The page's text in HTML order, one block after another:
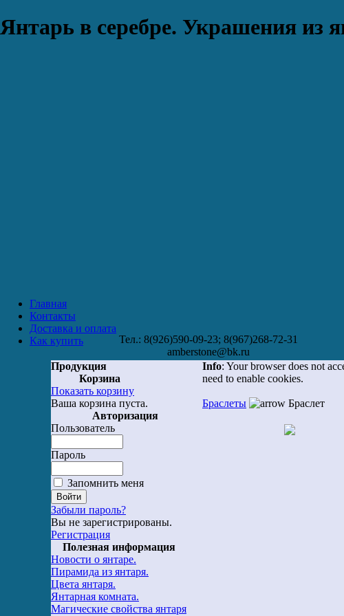
Янтарь в серебре. Украшения из
Главная
Контакты
Доставка и оплата
Как купить
Тел.: 8(926)590-09-23; 8(967)268-72-31
amberstone@bk.ru
Продукция
Корзина
Показать корзину
Ваша корзина пуста.
Авторизация
Пользователь
Пароль
Запомнить меня
Забыли пароль?
Вы не зарегистрированы.
Регистрация
Полезная информация
Новости о янтаре.
Пирамида из янтаря.
Цвета янтаря.
Янтарная комната.
Магические свойства янтаря
Info: Your browser does not
need to enable cookies.
Браслеты Браслет